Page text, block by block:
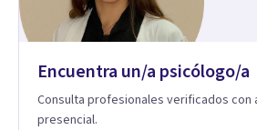
Encuentra un/a psicólogo/a
Consulta profesionales verificados con
presencial.